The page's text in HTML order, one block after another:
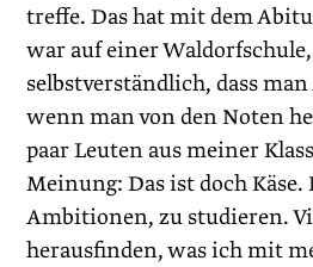
treffe. Das hat mit dem
war auf einer
selbstverständlich, dass
wenn man von den Noten
paar Leuten aus meiner
Meinung: Das ist doch
Ambitionen, zu studieren.
herausfinden, was ich mit